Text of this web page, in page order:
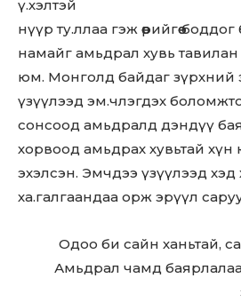
out!
Sing up for
ү.хэлтэй
нүүр ту.ллаа гэж өөрийгөө
намайг амьдрал хувь
юм. Монголд байдаг зүрхний
үзүүлээд эм.члэгдэх
сонсоод амьдралд дэндүү
хорвоод амьдрах хувьтай
эхэлсэн. Эмчдээ үзүүлээд
ха.галгаандаа орж эрүүл
Одоо би сайн ханьтай,
Амьдрал чамд